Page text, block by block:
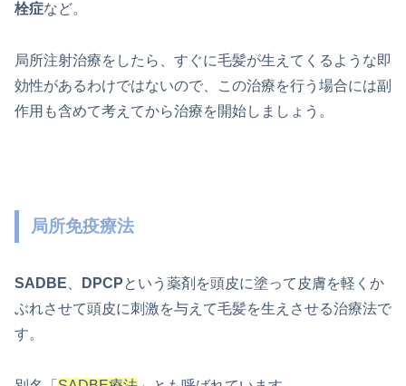
栓症など。
局所注射治療をしたら、すぐに毛髪が生えてくるような即
効性があるわけではないので、この治療を行う場合には副
作用も含めて考えてから治療を開始しましょう。
局所免疫療法
SADBE DPCPという薬剤を頭皮に塗って皮膚を軽くか
ぶれさせて頭皮に刺激を与えて毛髪を生えさせる治療法で
す。